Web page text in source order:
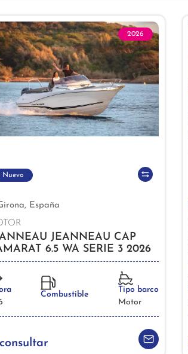
2026
Nuevo
España
JEANNEAU CAP
6.5 WA SERIE 3 2026
Combustible
Tipo barco
Motor